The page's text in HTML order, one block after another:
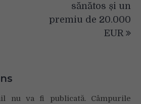
sănătos și un
premiu de 20.000
EUR
nu va fi publicată.Câmpurile